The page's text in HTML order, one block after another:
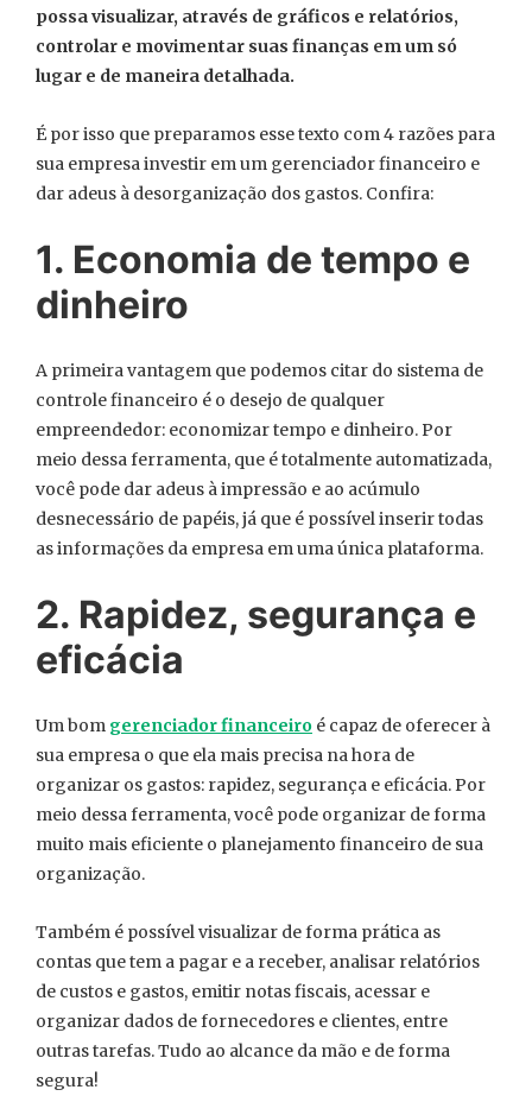
possa visualizar, através de gráficos e relatórios,
controlar e movimentar suas finanças em um só
lugar e de maneira detalhada.
É por isso que preparamos esse texto com 4 razões para
sua empresa investir em um gerenciador financeiro e
dar adeus à desorganização dos gastos. Confira:
1. Economia de tempo e
dinheiro
A primeira vantagem que podemos citar do sistema de
controle financeiro é o desejo de qualquer
empreendedor: economizar tempo e dinheiro. Por
meio dessa ferramenta, que é totalmente automatizada,
você pode dar adeus à impressão e ao acúmulo
desnecessário de papéis, já que é possível inserir todas
as informações da empresa em uma única plataforma.
2. Rapidez, segurança e
eficácia
Um bom gerenciador financeiro é capaz de oferecer à
sua empresa o que ela mais precisa na hora de
organizar os gastos: rapidez, segurança e eficácia. Por
meio dessa ferramenta, você pode organizar de forma
muito mais eficiente o planejamento financeiro de sua
organização.
Também é possível visualizar de forma prática as
contas que tem a pagar e a receber, analisar relatórios
de custos e gastos, emitir notas fiscais, acessar e
organizar dados de fornecedores e clientes, entre
outras tarefas. Tudo ao alcance da mão e de forma
segura!